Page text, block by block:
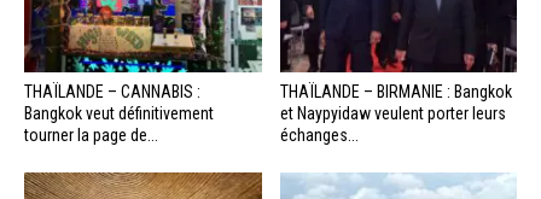
THAÏLANDE – CANNABIS :
Bangkok veut définitivement
tourner la page de...
THAÏLANDE – BIRMANIE : Bangkok
et Naypyidaw veulent porter leurs
échanges...